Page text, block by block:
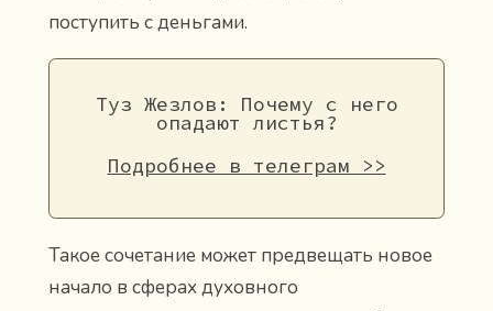
поступить с деньгами.
Туз Жезлов: Почему с него
опадают листья?
Подробнее в телеграм >>
Такое сочетание может предвещать новое
начало в сферах духовного